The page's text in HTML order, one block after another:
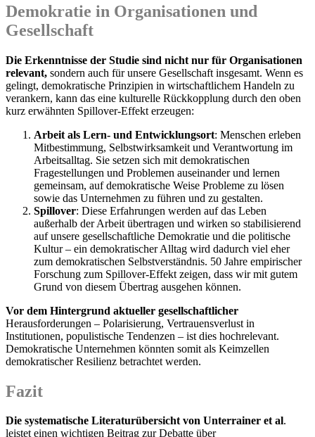
Demokratie in Organisationen und
Gesellschaft
Die Erkenntnisse der Studie sind nicht nur für Organisationen
relevant, sondern auch für unsere Gesellschaft insgesamt. Wenn es
gelingt, demokratische Prinzipien in wirtschaftlichem Handeln zu
verankern, kann das eine kulturelle Rückkopplung durch den oben
kurz erwähnten Spillover-Effekt erzeugen:
Arbeit als Lern- und Entwicklungsort: Menschen erleben
Mitbestimmung, Selbstwirksamkeit und Verantwortung im
Arbeitsalltag. Sie setzen sich mit demokratischen
Fragestellungen und Problemen auseinander und lernen
gemeinsam, auf demokratische Weise Probleme zu lösen
sowie das Unternehmen zu führen und zu gestalten.
Spillover: Diese Erfahrungen werden auf das Leben
außerhalb der Arbeit übertragen und wirken so stabilisierend
auf unsere gesellschaftliche Demokratie und die politische
Kultur – ein demokratischer Alltag wird dadurch viel eher
zum demokratischen Selbstverständnis. 50 Jahre empirischer
Forschung zum Spillover-Effekt zeigen, dass wir mit gutem
Grund von diesem Übertrag ausgehen können.
Vor dem Hintergrund aktueller gesellschaftlicher
Herausforderungen – Polarisierung, Vertrauensverlust in
Institutionen, populistische Tendenzen – ist dies hochrelevant.
Demokratische Unternehmen könnten somit als Keimzellen
demokratischer Resilienz betrachtet werden.
Fazit
Die systematische Literaturübersicht von Unterrainer et al.
leistet einen wichtigen Beitrag zur Debatte über